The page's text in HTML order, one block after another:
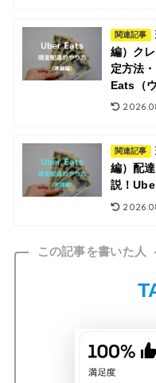
関連記事
編）ク
定方法
Eats（
関連記事
編）配
説！
この記事を書いた人